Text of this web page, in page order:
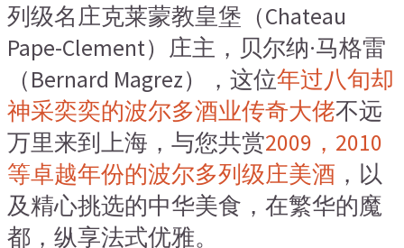
列级名庄克莱蒙教皇堡（Chateau
Pape-Clement）庄主，贝尔纳·马格雷
（Bernard Magrez），这位年过八旬却
神采奕奕的波尔多酒业传奇大佬不远
万里来到上海，与您共赏2009，2010
等卓越年份的波尔多列级庄美酒 ，以
及精心挑选的中华美食，在繁华的魔
都，纵享法式优雅。